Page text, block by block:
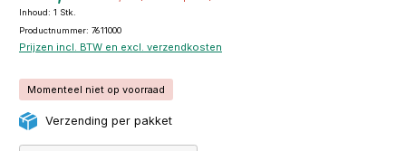
Inhoud: 1 Stk.
Productnummer: 7611000
Prijzen incl. BTW en excl. verzendkosten
Momenteel niet op voorraad
Verzending per pakket